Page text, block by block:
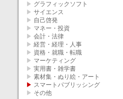
▶ グラフィックソフト
▶ サイエンス
▶ 自己啓発
▶ マネー・投資
▶ 会計・法律
▶ 経営・経理・人事
▶ 資格・就職・転職
▶ マーケティング
▶ 実用書・雑学書
▶ 素材集・ぬり絵・アート
▶ スマートパブリッシング
▶ その他